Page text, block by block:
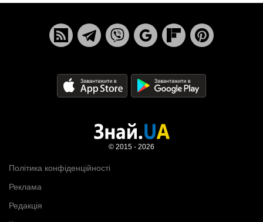
Політика конфіденційності
Реклама
Редакція
© 2015 - 2026